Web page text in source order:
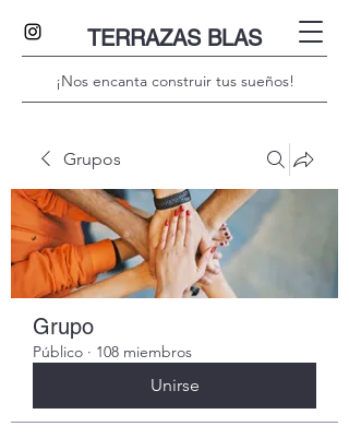
TERRAZAS BLAS
¡Nos encanta construir tus sueños!
Grupos
Grupo
Público · 108 miembros
Unirse